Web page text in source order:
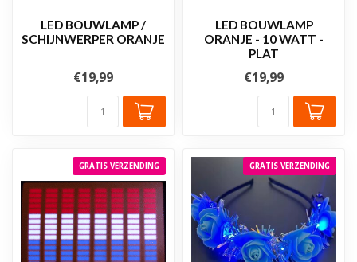
LED BOUWLAMP /
SCHIJNWERPER ORANJE
€19,99
LED BOUWLAMP
ORANJE - 10 WATT -
PLAT
€19,99
GRATIS VERZENDING GRATIS VERZENDING